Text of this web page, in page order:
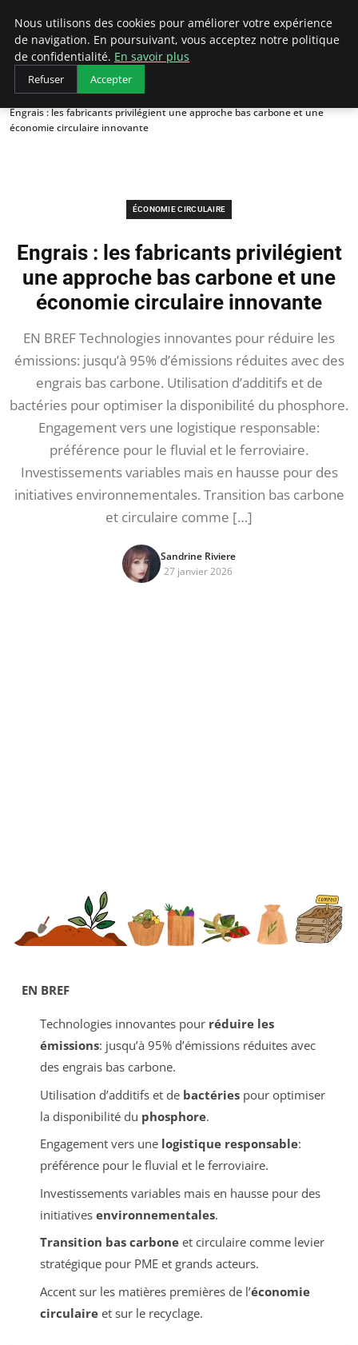
Arcticclimateemergency
Accueil
Économie circulaire
Engrais : les fabricants privilégient une approche bas carbone et une
économie circulaire innovante
ÉCONOMIE CIRCULAIRE
Engrais : les fabricants privilégient
une approche bas carbone et une
économie circulaire innovante
EN BREF Technologies innovantes pour réduire les
émissions: jusqu’à 95% d’émissions réduites avec des
engrais bas carbone. Utilisation d’additifs et de
bactéries pour optimiser la disponibilité du phosphore.
Engagement vers une logistique responsable:
préférence pour le fluvial et le ferroviaire.
Investissements variables mais en hausse pour des
initiatives environnementales. Transition bas carbone
et circulaire comme […]
Sandrine Riviere
27 janvier 2026
EN BREF
Technologies innovantes pour réduire les
émissions: jusqu’à 95% d’émissions réduites avec
des engrais bas carbone.
Utilisation d’additifs et de bactériespour optimiser
la disponibilité du phosphore.
Engagement vers une logistique responsable:
préférence pour le fluvial et le ferroviaire.
Investissements variables mais en hausse pour des
initiatives environnementales.
Transition bas carboneet circulaire comme levier
stratégique pour PME et grands acteurs.
Accent sur les matières premières de l’économie
circulaireet sur le recyclage.
Nous utilisons des cookies pour améliorer votre expérience
de navigation. En poursuivant, vous acceptez notre politique
de confidentialité. En savoir plus
Refuser Accepter